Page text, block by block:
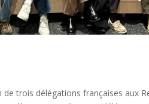
de trois délégations françaises aux